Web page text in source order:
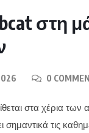
στη
0
στα χέρια
σημαντικά τις